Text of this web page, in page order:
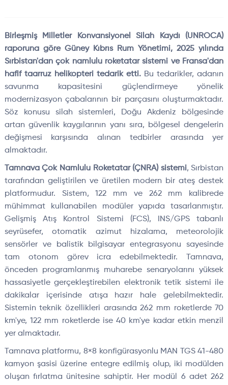
Birleşmiş Milletler Konvansiyonel Silah Kaydı (UNROCA)
raporuna göre Güney Kıbrıs Rum Yönetimi, 2025 yılında
Sırbistan'dan çok namlulu roketatar sistemi ve Fransa'dan
hafif taarruz helikopteri tedarik etti. Bu tedarikler, adanın
savunma kapasitesini güçlendirmeye yönelik
modernizasyon çabalarının bir parçasını oluşturmaktadır.
Söz konusu silah sistemleri, Doğu Akdeniz bölgesinde
artan güvenlik kaygılarının yanı sıra, bölgesel dengelerin
değişmesi karşısında alınan tedbirler arasında yer
almaktadır.
Tamnava Çok Namlulu Roketatar (ÇNRA) sistemi, Sırbistan
tarafından geliştirilen ve üretilen modern bir ateş destek
platformudur. Sistem, 122 mm ve 262 mm kalibrede
mühimmat kullanabilen modüler yapıda tasarlanmıştır.
Gelişmiş Atış Kontrol Sistemi (FCS), INS/GPS tabanlı
seyrüsefer, otomatik azimut hizalama, meteorolojik
sensörler ve balistik bilgisayar entegrasyonu sayesinde
tam otonom görev icra edebilmektedir. Tamnava,
önceden programlanmış muharebe senaryolarını yüksek
hassasiyetle gerçekleştirebilen elektronik tetik sistemi ile
dakikalar içerisinde atışa hazır hale gelebilmektedir.
Sistemin teknik özellikleri arasında 262 mm roketlerde 70
km'ye, 122 mm roketlerde ise 40 km'ye kadar etkin menzil
yer almaktadır.
Tamnava platformu, 8×8 konfigürasyonlu MAN TGS 41-480
kamyon şasisi üzerine entegre edilmiş olup, iki modülden
oluşan fırlatma ünitesine sahiptir. Her modül 6 adet 262